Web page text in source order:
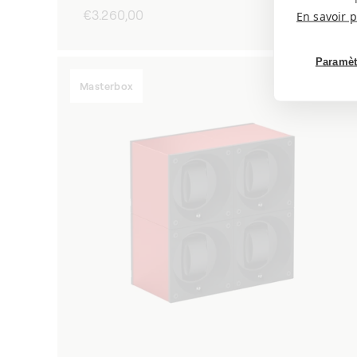
En savoir
Precio
€3.260,00
Masterbox